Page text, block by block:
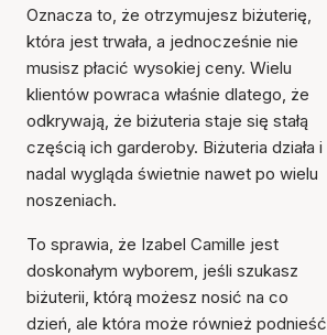
Oznacza to, że otrzymujesz biżuterię,
która jest trwała, a jednocześnie nie
musisz płacić wysokiej ceny. Wielu
klientów powraca właśnie dlatego, że
odkrywają, że biżuteria staje się stałą
częścią ich garderoby. Biżuteria działa i
nadal wygląda świetnie nawet po wielu
noszeniach.
To sprawia, że Izabel Camille jest
doskonałym wyborem, jeśli szukasz
biżuterii, którą możesz nosić na co
dzień, ale która może również podnieść